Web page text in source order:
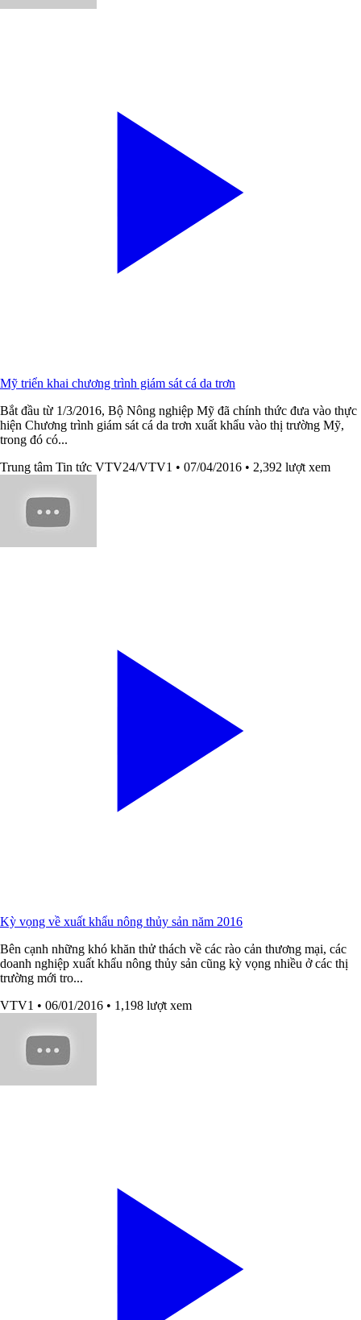
Mỹ triển khai chương trình giám sát cá da trơn
Bắt đầu từ 1/3/2016, Bộ Nông nghiệp Mỹ đã chính thức đưa vào thực
hiện Chương trình giám sát cá da trơn xuất khẩu vào thị trường Mỹ,
trong đó có...
Trung tâm Tin tức VTV24/VTV1 • 07/04/2016 • 2,392 lượt xem
Kỳ vọng về xuất khẩu nông thủy sản năm 2016
Bên cạnh những khó khăn thử thách về các rào cản thương mại, các
doanh nghiệp xuất khẩu nông thủy sản cũng kỳ vọng nhiều ở các thị
trường mới tro...
VTV1 • 06/01/2016 • 1,198 lượt xem